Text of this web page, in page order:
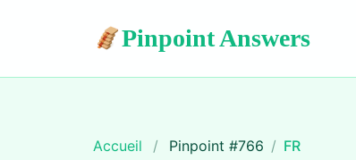
Pinpoint Answers
Accueil / Pinpoint #766 / FR